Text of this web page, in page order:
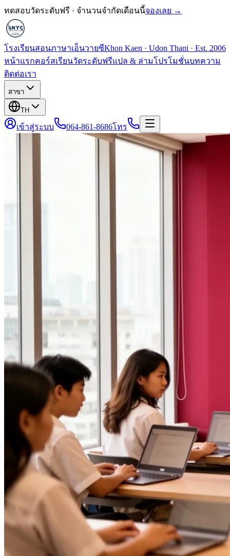
ทดสอบวัดระดับฟรี · จำนวนจำกัดเดือนนี้จองเลย →
โรงเรียนสอนภาษาเอ็นวายซีKhon Kaen · Udon Thani · Est. 2006
หน้าแรกคอร์สเรียนวัดระดับฟรีแปล & ล่ามโปรโมชั่นบทความ
ติดต่อเรา
สาขา
TH
เข้าสู่ระบบ 064-861-8686โทร